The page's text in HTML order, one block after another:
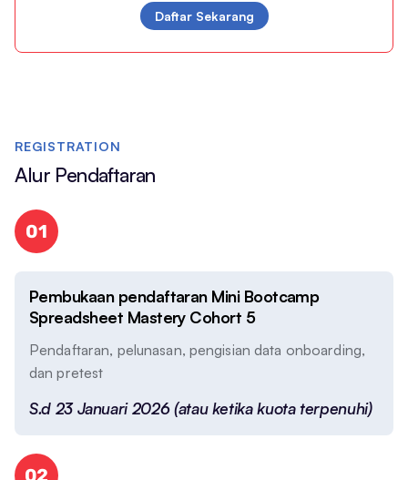
Daftar Sekarang
REGISTRATION
Alur Pendaftaran
01
Pembukaan pendaftaran Mini Bootcamp
Spreadsheet Mastery Cohort 5
Pendaftaran, pelunasan, pengisian data onboarding,
dan pretest
S.d 23 Januari 2026 (atau ketika kuota terpenuhi)
02